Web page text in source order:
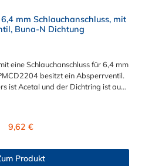
mm Schlauchanschluss, mit
Buna-N Dichtung
eine Schlauchanschluss für 6,4 mm
besitzt ein Absperrventil.
ist Acetal und der Dichtring ist aus
Regulärer Preis:
9,62 €
Produkt